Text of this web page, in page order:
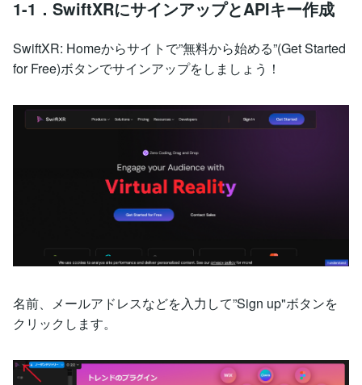
1-1．SwiftXRにサインアップとAPIキー作成
SwiftXR: Homeからサイトで”無料から始める”(Get Started
for Free)ボタンでサインアップをしましょう！
名前、メールアドレスなどを入力して”Sign up"ボタンを
クリックします。